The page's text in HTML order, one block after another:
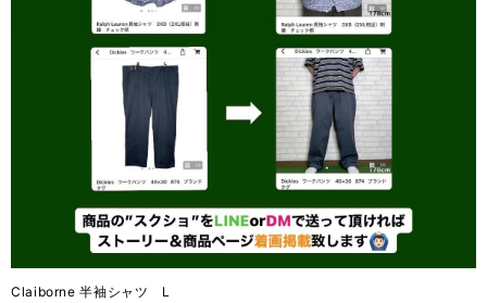
Claiborne 半袖シャツ L